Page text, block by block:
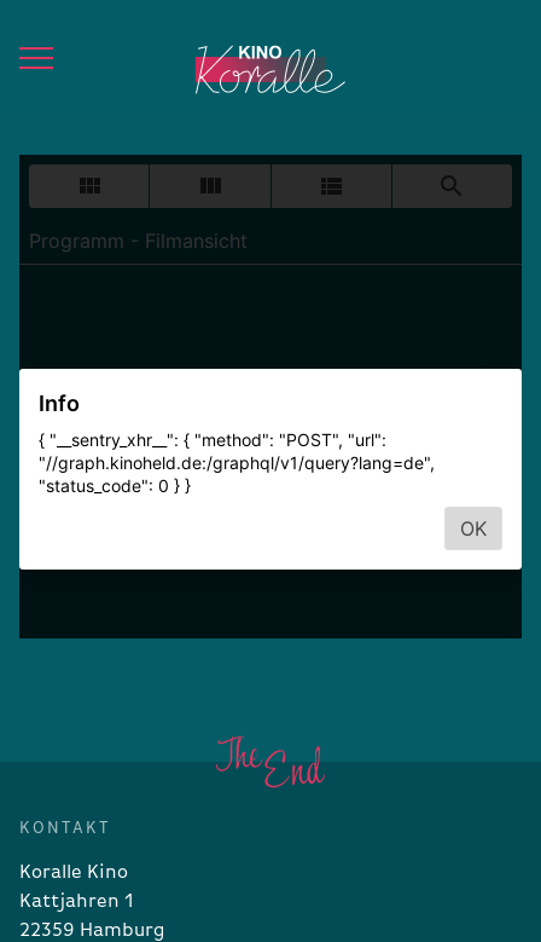
KONTAKT
Koralle Kino
Kattjahren 1
22359 Hamburg